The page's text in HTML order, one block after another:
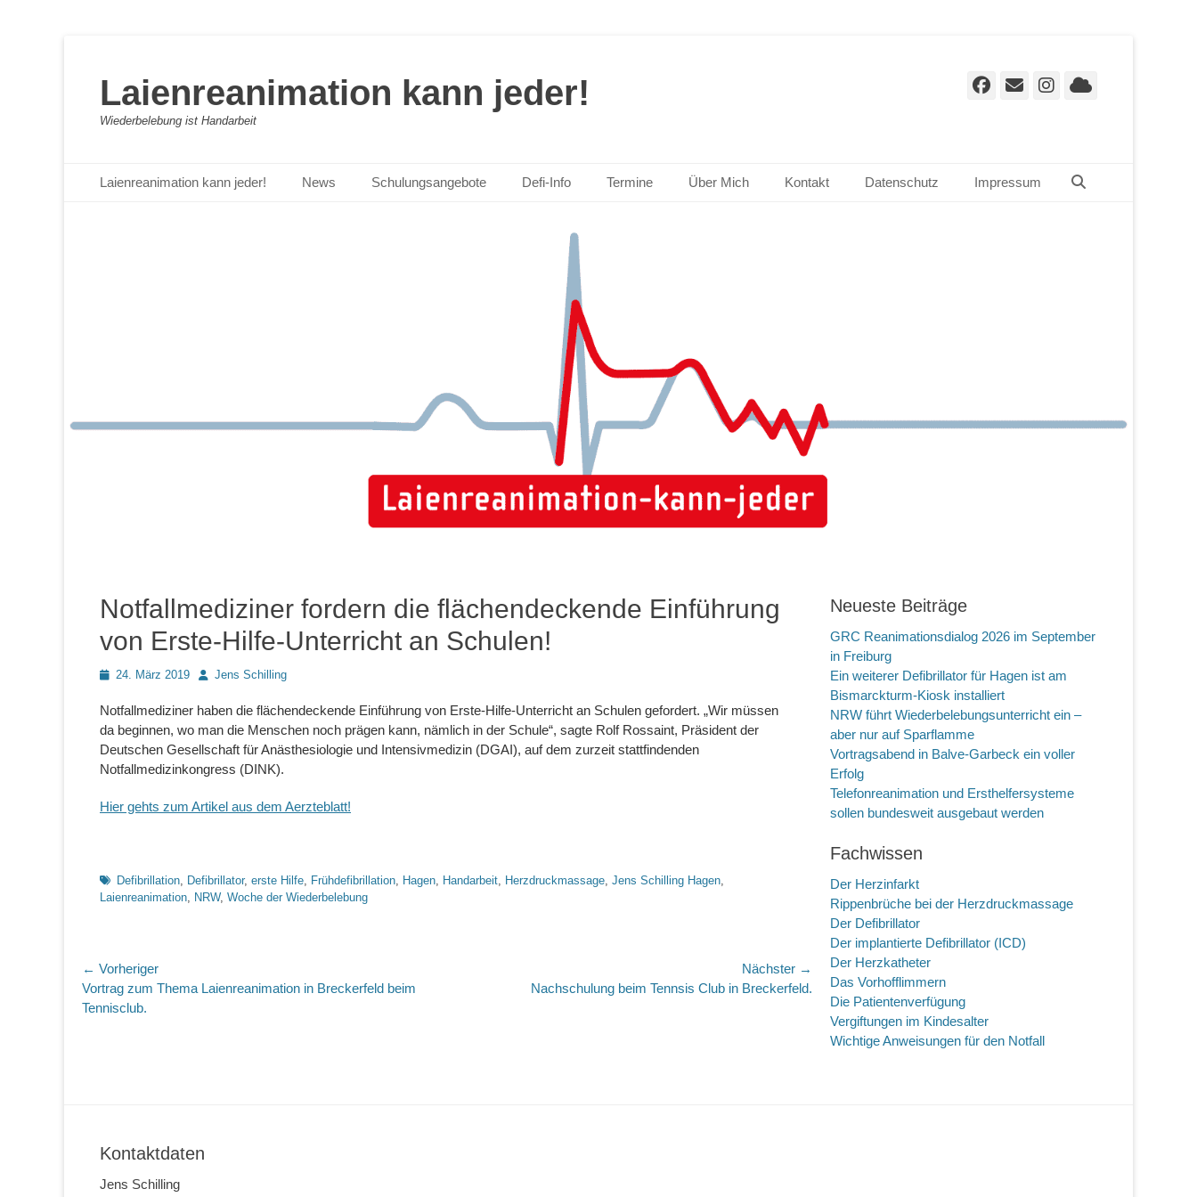
Laienreanimation kann jeder!
Wiederbelebung ist Handarbeit
Facebook
E-
Instagram
Cloud
Primäres Menü
Inhalt
Laienreanimation kann jeder! News Schulungsangebote Defi-Info Termine Über Mich Kontakt Datenschutz Impressum
Notfallmediziner fordern die flächendeckende Einführung
von Erste-Hilfe-Unterricht an Schulen!
Posted24. März 2019 AutorJens Schilling
Notfallmediziner haben die flächendeckende Einführung von Erste-Hilfe-Unterricht an Schulen gefordert. „Wir müssen
da beginnen, wo man die Menschen noch prägen kann, nämlich in der Schule“, sagte Rolf Rossaint, Präsident der
Deutschen Gesellschaft für Anästhesiologie und Intensivmedizin (DGAI), auf dem zurzeit stattfindenden
Notfallmedizinkongress (DINK).
Hier gehts zum Artikel aus dem Aerzteblatt!
Schlagworte
Defibrillation, Defibrillator, erste Hilfe, Frühdefibrillation, Hagen, Handarbeit, Herzdruckmassage, Jens Schilling Hagen,
Laienreanimation, NRW, Woche der Wiederbelebung
Beitragsnavigation
← Vorheriger
Vorheriger
Beitrag:
Vortrag zum Thema Laienreanimation in Breckerfeld beim
Tennisclub.
Nächster →
Nachschulung beim Tennsis Club in Breckerfeld.
Neueste Beiträge
GRC Reanimationsdialog 2026 im September
in Freiburg
Ein weiterer Defibrillator für Hagen ist am
Bismarckturm-Kiosk installiert
NRW führt Wiederbelebungsunterricht ein –
aber nur auf Sparflamme
Vortragsabend in Balve-Garbeck ein voller
Erfolg
Telefonreanimation und Ersthelfersysteme
sollen bundesweit ausgebaut werden
Fachwissen
Der Herzinfarkt
Rippenbrüche bei der Herzdruckmassage
Der Defibrillator
Der implantierte Defibrillator (ICD)
Der Herzkatheter
Das Vorhofflimmern
Die Patientenverfügung
Vergiftungen im Kindesalter
Wichtige Anweisungen für den Notfall
Kontaktdaten
Jens Schilling